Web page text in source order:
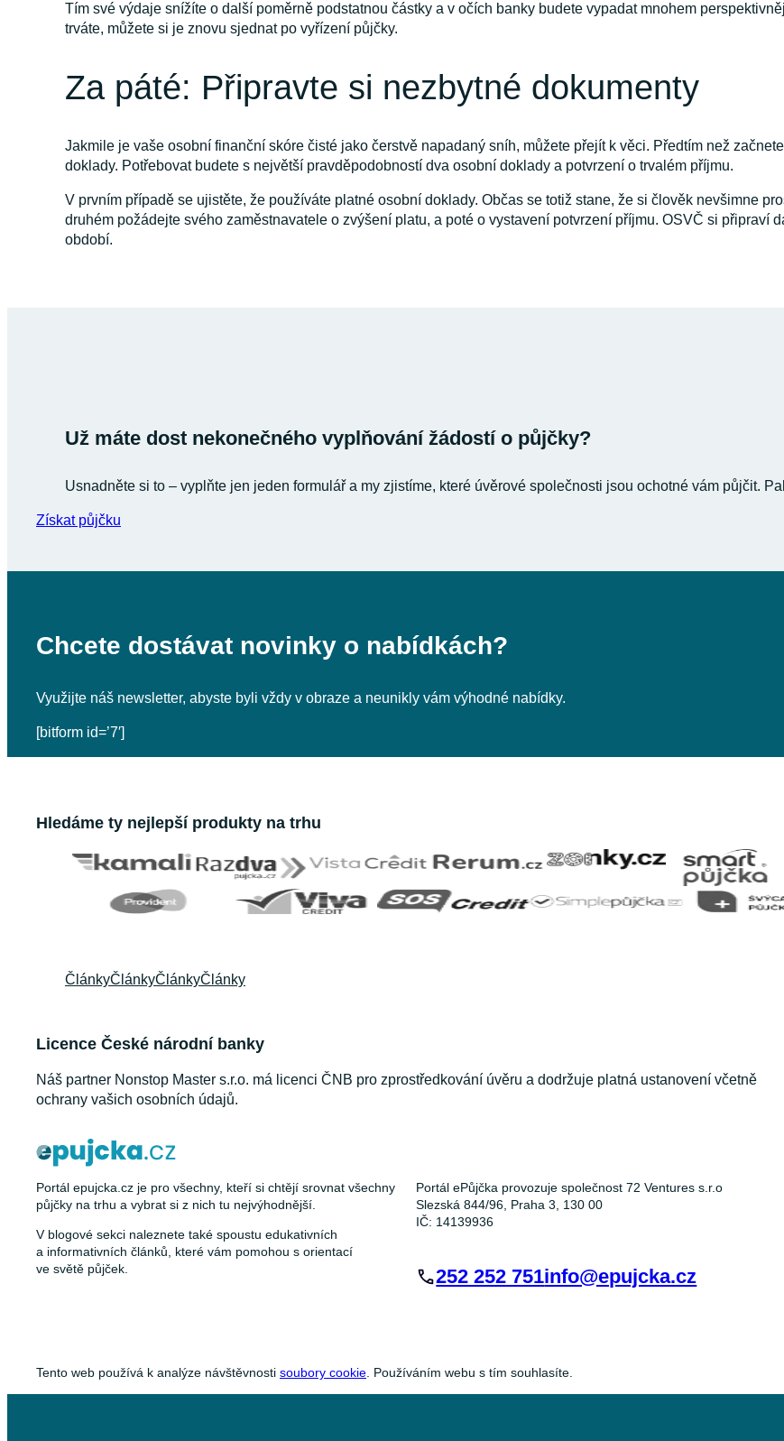
Tím své výdaje snížíte o další poměrně podstatnou částky a v očích banky budete vypadat mnohem
trváte, můžete si je znovu sjednat po vyřízení půjčky.
Za páté: Připravte si nezbytné dokumenty
Jakmile je vaše osobní finanční skóre čisté jako čerstvě napadaný sníh, můžete přejít k věci. Předtím než
doklady. Potřebovat budete s největší pravděpodobností dva osobní doklady a potvrzení o trvalém příjmu.
V prvním případě se ujistěte, že používáte platné osobní doklady. Občas se totiž stane, že si člověk nevšimne
druhém požádejte svého zaměstnavatele o zvýšení platu, a poté o vystavení potvrzení příjmu. OSVČ si připraví
období.
Už máte dost nekonečného vyplňování žádostí o půjčky?
Usnadněte si to – vyplňte jen jeden formulář a my zjistíme, které úvěrové společnosti jsou ochotné vám půjčit.
Získat půjčku
Chcete dostávat novinky o nabídkách?
Využijte náš newsletter, abyste byli vždy v obraze a neunikly vám výhodné nabídky.
[bitform id=’7′]
Hledáme ty nejlepší produkty na trhu
ČlánkyČlánkyČlánkyČlánky
Licence České národní banky
Náš partner Nonstop Master s.r.o. má licenci ČNB pro zprostředkování úvěru a dodržuje platná ustanovení včetně
ochrany vašich osobních údajů.
Portál epujcka.cz je pro všechny, kteří si chtějí srovnat všechny
půjčky na trhu a vybrat si z nich tu nejvýhodnější.
V blogové sekci naleznete také spoustu edukativních
a informativních článků, které vám pomohou s orientací
ve světě půjček.
Portál ePůjčka provozuje společnost 72 Ventures s.r.o
Slezská 844/96, Praha 3, 130 00
IČ: 14139936
252 252 751info@epujcka.cz
Tento web používá k analýze návštěvnosti soubory cookie . Používáním webu s tím souhlasíte.